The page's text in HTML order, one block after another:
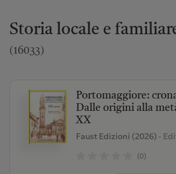
Storia locale e
(16033)
Portomaggiore:
Dalle origini alla
XX
Faust Edizioni (2026)-
(0)